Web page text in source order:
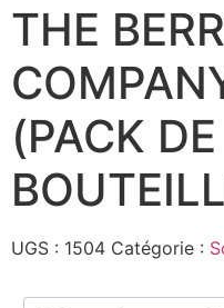
THE
(PACK
UGS : 1504 Catégorie :